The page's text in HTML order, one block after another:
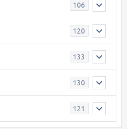
106
120
133
130
121